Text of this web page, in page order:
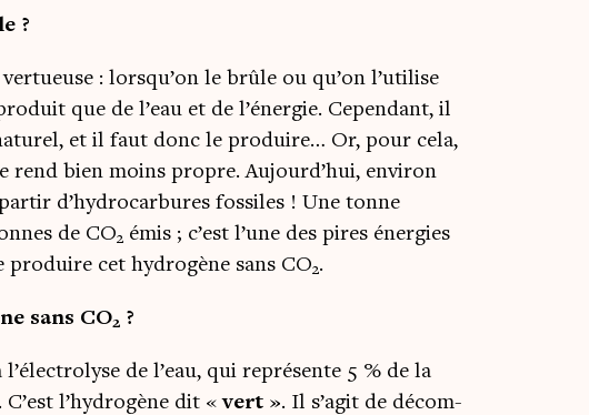
?
: lorsqu’on le brûle ou qu’on l’utilise
que de l’eau et de l’énergie. Cepen­dant, il
et il faut donc le pro­duire… Or, pour cela,
rend bien moins propre. Aujourd’hui, envi­ron
d’hydrocarbures fos­siles ! Une tonne
de CO2 émis ; c’est l’une des pires éner­gies
pro­duire cet hydro­gène sans CO2.
sans CO2 ?
de l’eau, qui repré­sente 5 % de la
l’hydrogène dit «vert ». Il s’agit de décom­